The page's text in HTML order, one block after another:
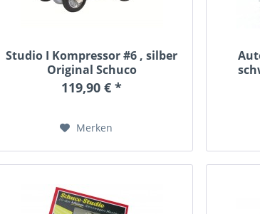
Studio I Kompressor #6 , silber
Original Schuco
119,90 € *
Merken